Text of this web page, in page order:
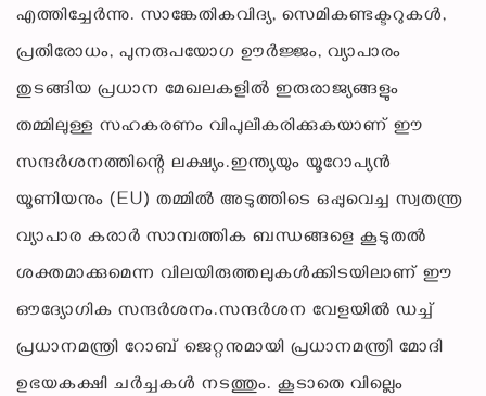
എത്തിച്ചേർന്നു. സാങ്കേതികവിദ്യ, സെമികണ്ടക്ടറുകൾ,
പ്രതിരോധം, പുനരുപയോഗ ഊർജ്ജം, വ്യാപാരം
തുടങ്ങിയ പ്രധാന മേഖലകളിൽ ഇരുരാജ്യങ്ങളും
തമ്മിലുള്ള സഹകരണം വിപുലീകരിക്കുകയാണ് ഈ
സന്ദർശനത്തിന്റെ ലക്ഷ്യം.ഇന്ത്യയും യൂറോപ്യൻ
യൂണിയനും (EU) തമ്മിൽ അടുത്തിടെ ഒപ്പുവെച്ച സ്വതന്ത്ര
വ്യാപാര കരാർ സാമ്പത്തിക ബന്ധങ്ങളെ കൂടുതൽ
ശക്തമാക്കുമെന്ന വിലയിരുത്തലുകൾക്കിടയിലാണ് ഈ
ഔദ്യോഗിക സന്ദർശനം.സന്ദർശന വേളയിൽ ഡച്ച്
പ്രധാനമന്ത്രി റോബ് ജെറ്റനുമായി പ്രധാനമന്ത്രി മോദി
ഉഭയകക്ഷി ചർച്ചകൾ നടത്തും. കൂടാതെ വില്ലെം